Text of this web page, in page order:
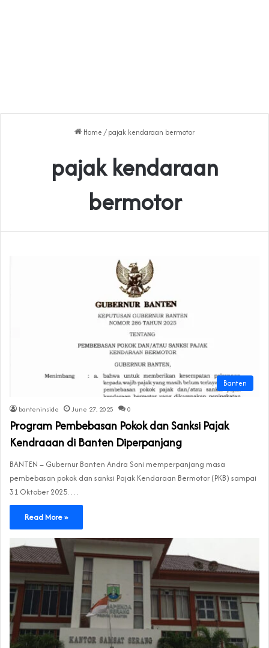
Home / pajak kendaraan bermotor
pajak kendaraan
bermotor
Banten
banteninside June 27, 2025 0
Program Pembebasan Pokok dan Sanksi Pajak
Kendraaan di Banten Diperpanjang
BANTEN – Gubernur Banten Andra Soni memperpanjang masa
pembebasan pokok dan sanksi Pajak Kendaraan Bermotor (PKB) sampai
31 Oktober 2025. …
Read More »